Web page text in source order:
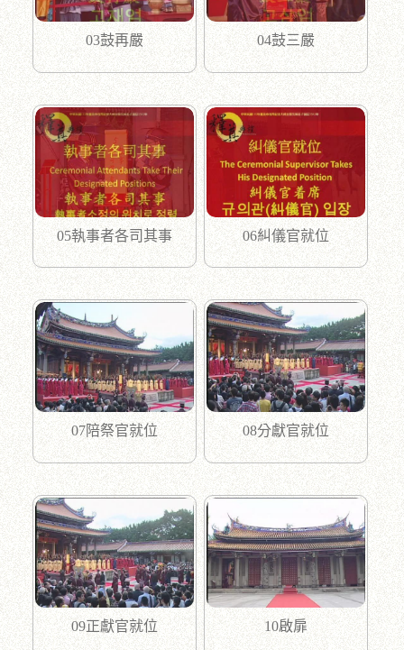
03鼓再嚴 04鼓三嚴
05執事者各司其事 06糾儀官就位
07陪祭官就位 08分獻官就位
09正獻官就位 10啟扉